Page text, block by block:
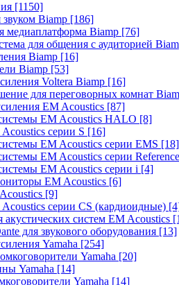
[1150]
Biamp [186]
медиаплатформа Biamp [76]
для общения с аудиторией
Biamp [16]
Biamp [53]
Voltera Biamp [16]
для переговорных комнат
EM Acoustics [87]
EM Acoustics HALO [8]
серии S [16]
EM Acoustics серии EMS [18]
EM Acoustics серии Reference
EM Acoustics серии i [4]
EM Acoustics [6]
[9]
серии CS (кардиоидные)
акустических систем EM Acoustics
для звукового оборудования [13]
Yamaha [254]
Yamaha [20]
Yamaha [14]
Yamaha [14]